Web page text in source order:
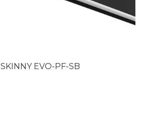
SKINNY EVO-PF-SB